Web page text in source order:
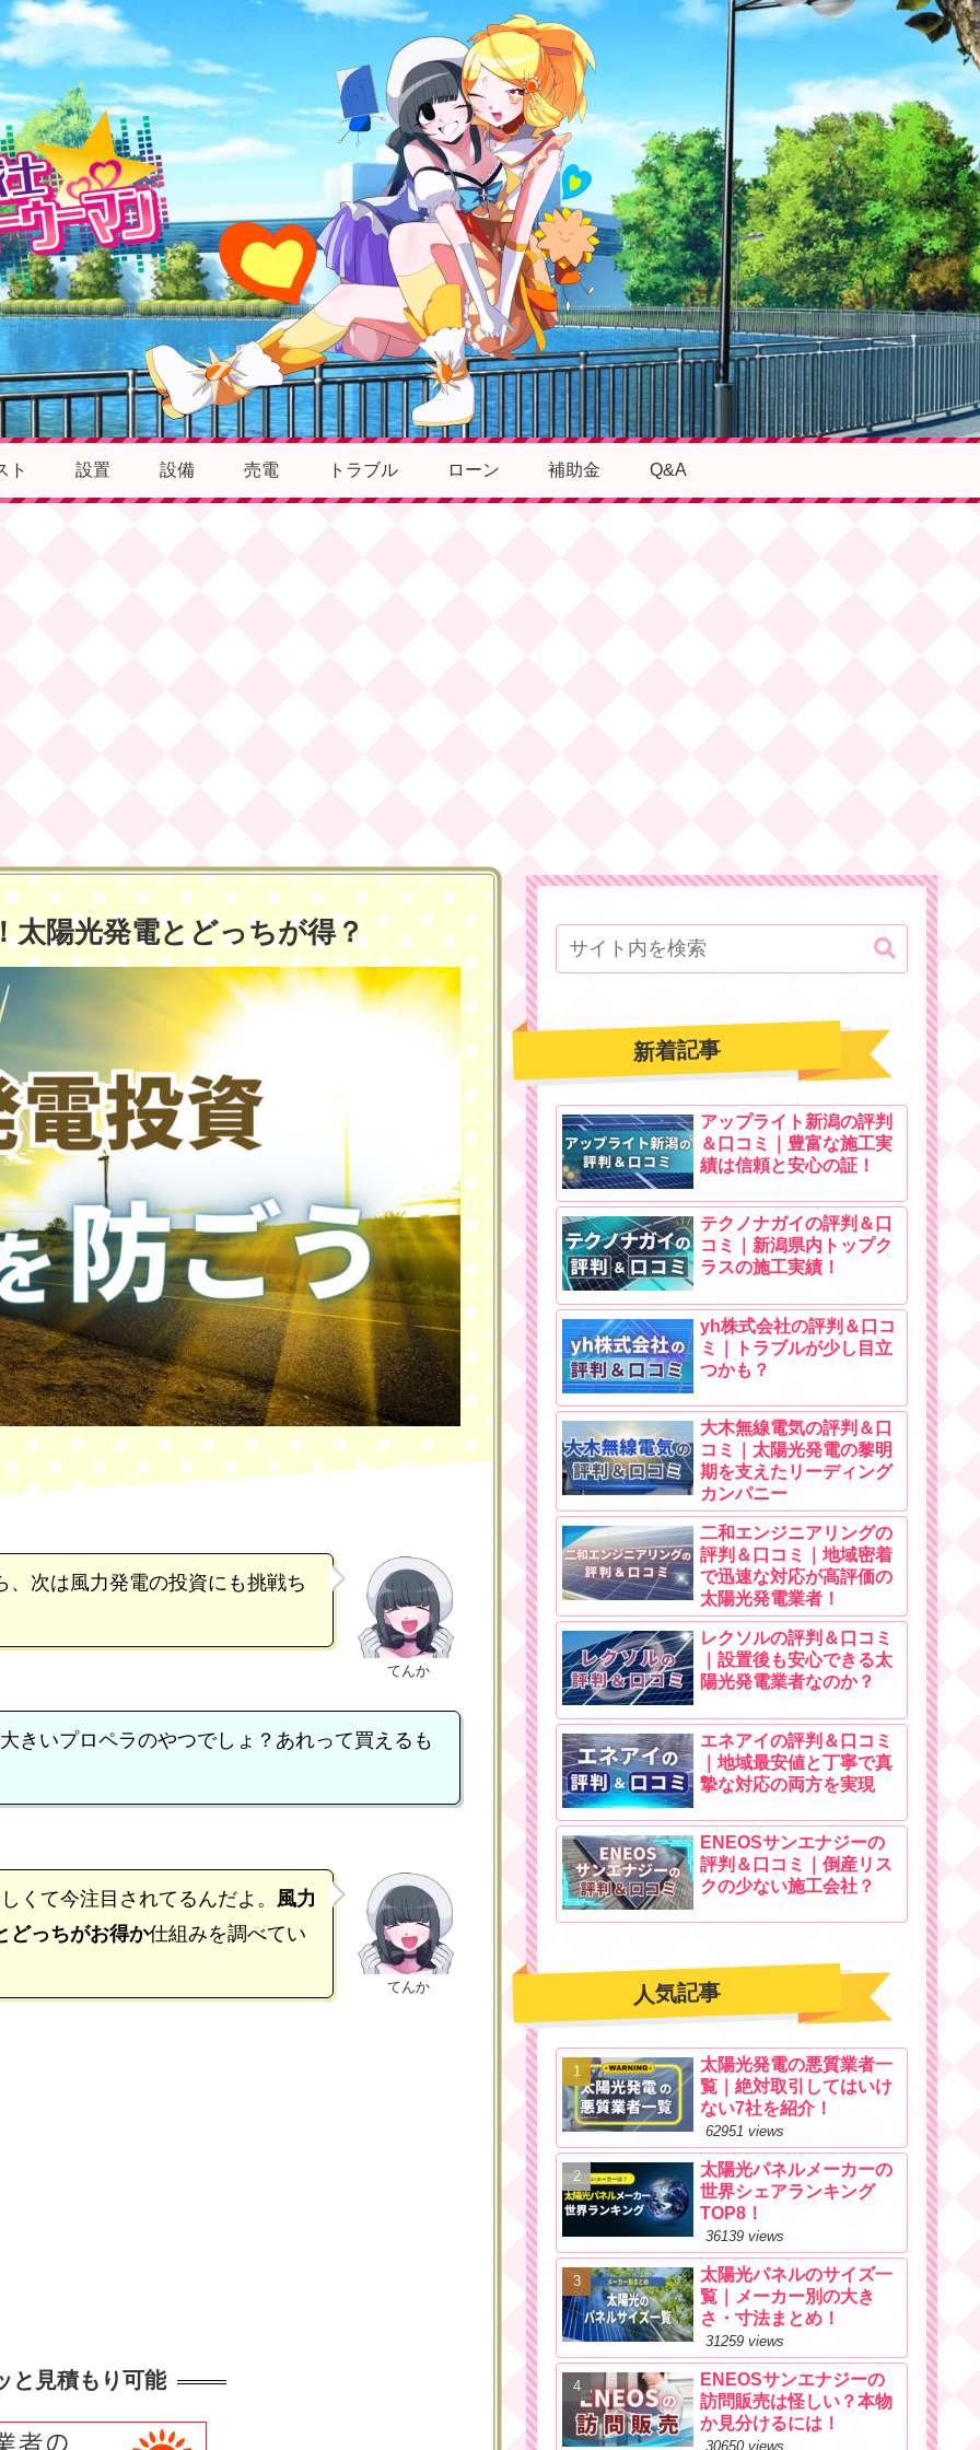
ト 設置 設備 売電 トラブル ローン 補助金 Q&A
太陽光発電とどっちが得？
てんか
次は風力発電の投資にも挑戦ち
きいプロペラのやつでしょ？あれって買えるも
てんか
くて今注目されてるんだよ。 風力
どっちがお得か仕組みを調べてい
と見積もり可能
新着記事
アップライト新潟の評判
＆口コミ｜豊富な施工実
績は信頼と安心の証！
テクノナガイの評判＆口
コミ｜新潟県内トップク
ラスの施工実績！
yh株式会社の評判＆口コ
ミ｜トラブルが少し目立
つかも？
大木無線電気の評判＆口
コミ｜太陽光発電の黎明
期を支えたリーディング
カンパニー
二和エンジニアリングの
評判＆口コミ｜地域密着
で迅速な対応が高評価の
太陽光発電業者！
レクソルの評判＆口コミ
｜設置後も安心できる太
陽光発電業者なのか？
エネアイの評判＆口コミ
｜地域最安値と丁寧で真
摯な対応の両方を実現
ENEOSサンエナジーの
評判＆口コミ｜倒産リス
クの少ない施工会社？
人気記事
太陽光発電の悪質業者一
覧｜絶対取引してはいけ
ない7社を紹介！
62951 views
太陽光パネルメーカーの
世界シェアランキング
TOP8！
36139 views
太陽光パネルのサイズ一
覧｜メーカー別の大き
さ・寸法まとめ！
31259 views
ENEOSサンエナジーの
訪問販売は怪しい？本物
か見分けるには！
30650 views